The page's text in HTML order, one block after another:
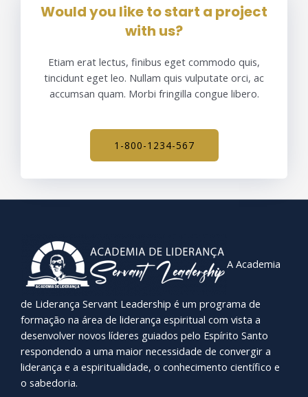
Would you like to start a project
with us?
Etiam erat lectus, finibus eget commodo quis,
tincidunt eget leo. Nullam quis vulputate orci, ac
accumsan quam. Morbi fringilla congue libero.
1-800-1234-567
A Academia
de Liderança Servant Leadership é um programa de
formação na área de liderança espiritual com vista a
desenvolver novos líderes guiados pelo Espírito Santo
respondendo a uma maior necessidade de convergir a
liderança e a espiritualidade, o conhecimento científico e
o sabedoria.